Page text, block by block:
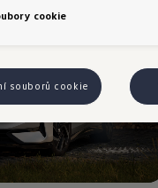
cookie
souborů cookie